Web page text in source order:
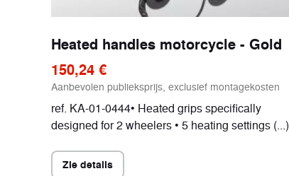
Heated handles motorcycle - Gold
150,24 €
Aanbevolen publieksprijs, exclusief montagekosten
ref. KA-01-0444• Heated grips specifically
designed for 2 wheelers • 5 heating settings (...)
Zie details